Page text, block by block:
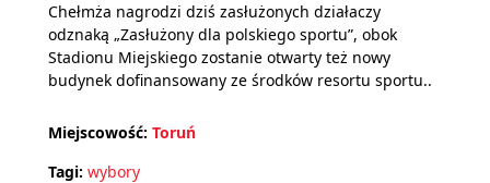
Chełmża nagrodzi dziś zasłużonych działaczy
odznaką „Zasłużony dla polskiego sportu”, obok
Stadionu Miejskiego zostanie otwarty też nowy
budynek dofinansowany ze środków resortu sportu..
Miejscowość: Toruń
Tagi: wybory